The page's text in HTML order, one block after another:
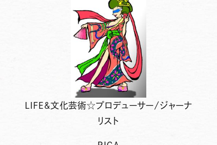
LIFE&文化芸術☆プロデューサー/ジャーナ
リスト